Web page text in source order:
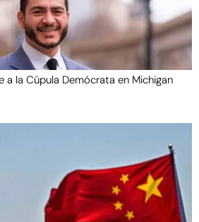
a la Cúpula Demócrata en Michigan